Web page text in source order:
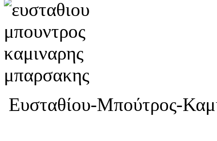
Ευσταθίου-Μπούτρος-